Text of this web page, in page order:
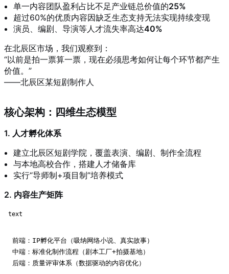
单一内容团队盈利占比不足产业链总价值的25%
超过60%的优质内容因缺乏生态支持无法实现持续变现
演员、编剧、导演等人才流失率高达40%
在北辰区市场，我们观察到：
“以前是拍一票算一票，现在必须思考如何让每个环节都产生
价值。”
——北辰区某短剧制作人
核心架构：四维生态模型
1. 人才孵化体系
建立北辰区短剧学院，覆盖表演、编剧、制作全流程
与本地高校合作，搭建人才储备库
实行“导师制+项目制”培养模式
2. 内容生产矩阵
text
前端：IP孵化平台（吸纳网络小说、真实故事）
中端：标准化制作流程（剧本工厂+拍摄基地）
后端：质量评审体系（数据驱动的内容优化）